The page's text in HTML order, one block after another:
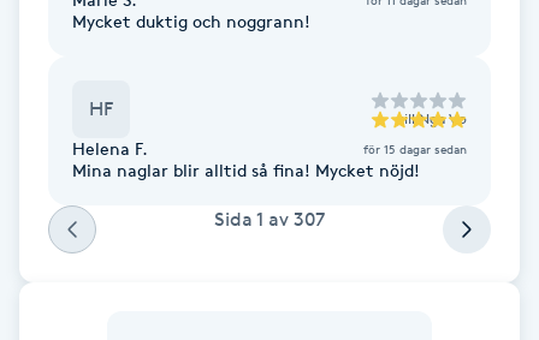
Fotsvamp
Fransar
Fransborttagning
Fransfärgning
Mycket duktig och noggrann!
HF till Nga Vo
Helena F. för 15 dagar sedan
Mina naglar blir alltid så fina! Mycket nöjd!
Sida 1 av 307